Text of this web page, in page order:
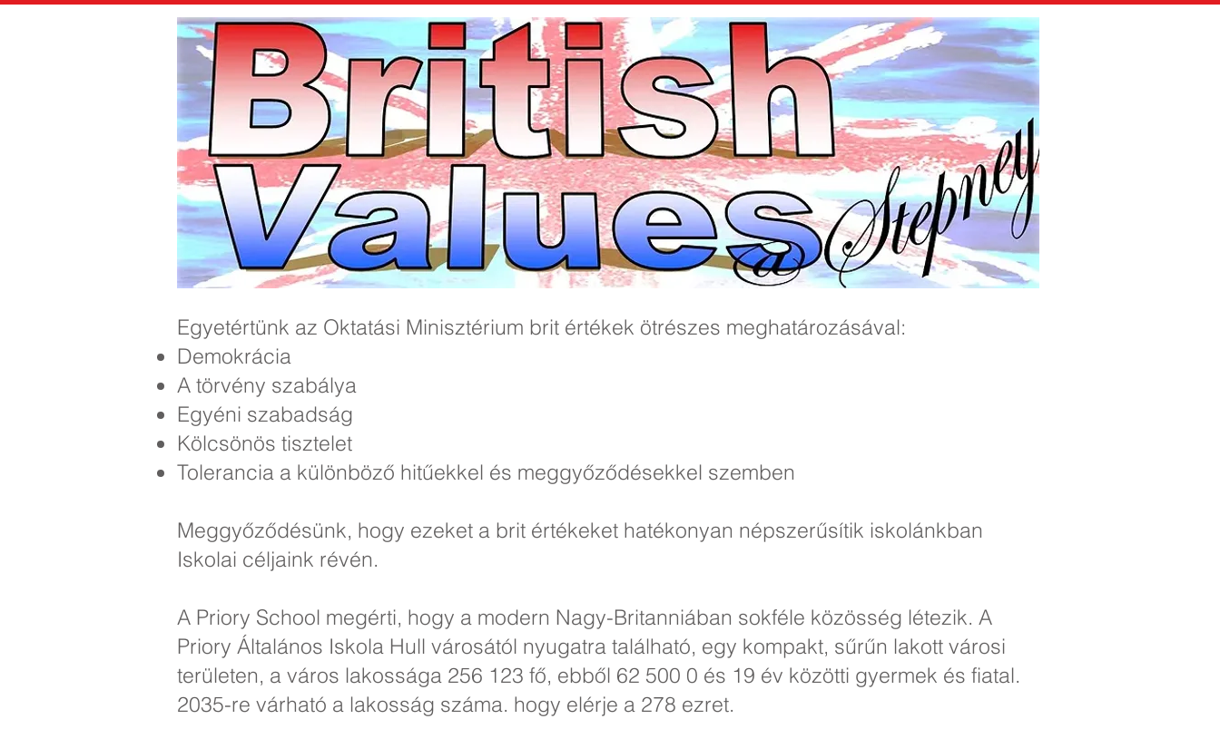
Egyetértünk az Oktatási Minisztérium brit értékek ötrészes meghatározásával:
Demokrácia
A törvény szabálya
Egyéni szabadság
Kölcsönös tisztelet
Tolerancia a különböző hitűekkel és meggyőződésekkel szemben
Meggyőződésünk, hogy ezeket a brit értékeket hatékonyan népszerűsítik iskolánkban
Iskolai céljaink révén.
A Priory School megérti, hogy a modern Nagy-Britanniában sokféle közösség létezik. A
Priory Általános Iskola Hull városától nyugatra található, egy kompakt, sűrűn lakott városi
területen, a város lakossága 256 123 fő, ebből 62 500 0 és 19 év közötti gyermek és fiatal.
2035-re várható a lakosság száma. hogy elérje a 278 ezret.